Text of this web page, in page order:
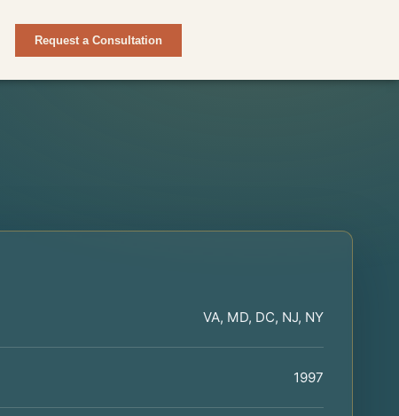
Request a Consultation
VA, MD, DC, NJ, NY
1997